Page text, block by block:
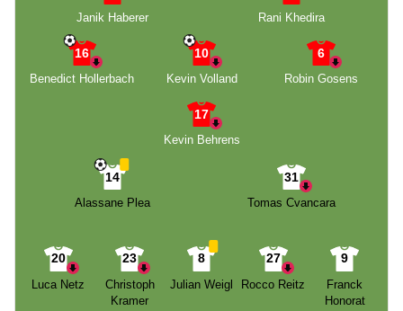
Janik Haberer
Rani Khedira
16
Benedict Hollerbach
10
Kevin Volland
6
Robin Gosens
17
Kevin Behrens
14
Alassane Plea
31
Tomas Cvancara
20
Luca Netz
23
Christoph
Kramer
8
Julian Weigl
27
Rocco Reitz
9
Franck
Honorat